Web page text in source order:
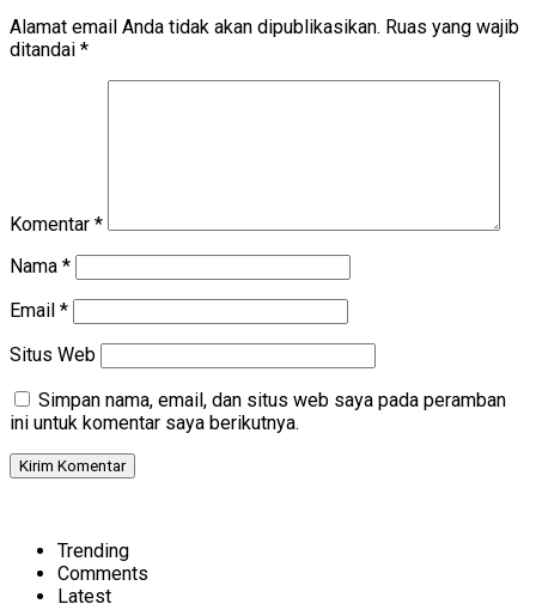
Alamat email Anda tidak akan dipublikasikan. Ruas yang wajib
ditandai *
Komentar *
Nama *
Email *
Situs Web
Simpan nama, email, dan situs web saya pada peramban
ini untuk komentar saya berikutnya.
Trending
Comments
Latest